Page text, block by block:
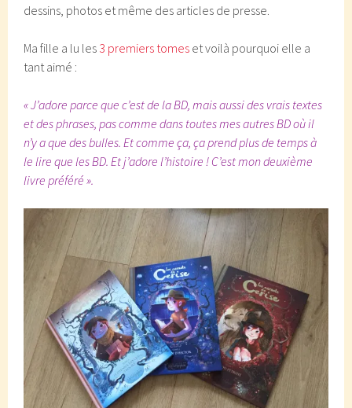
dessins, photos et même des articles de presse.
Ma fille a lu les 3 premiers tomes et voilà pourquoi elle a
tant aimé :
« J’adore parce que c’est de la BD, mais aussi des vrais textes
et des phrases, pas comme dans toutes mes autres BD où il
n’y a que des bulles. Et comme ça, ça prend plus de temps à
le lire que les BD. Et j’adore l’histoire ! C’est mon deuxième
livre préféré ».